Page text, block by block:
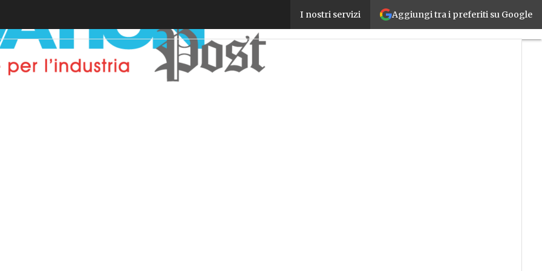
Aggiungi tra i preferiti su Google
I nostri servizi
I numeri di Camozzi, fatturato a 592 milioni di